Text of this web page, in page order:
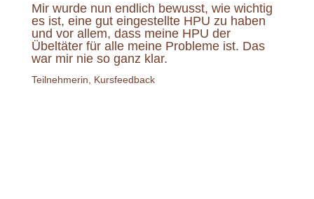
Mir wurde nun endlich bewusst, wie wichtig
es ist, eine gut eingestellte HPU zu haben
und vor allem, dass meine HPU der
Übeltäter für alle meine Probleme ist. Das
war mir nie so ganz klar.
Teilnehmerin, Kursfeedback